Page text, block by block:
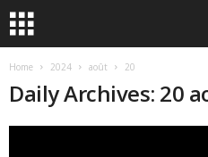
Home 2024 août 20
Daily Archives: 20